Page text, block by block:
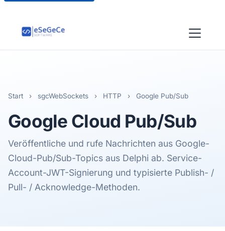
Start › sgcWebSockets › HTTP › Google Pub/Sub
Google Cloud Pub/Sub
Veröffentliche und rufe Nachrichten aus Google-
Cloud-Pub/Sub-Topics aus Delphi ab. Service-
Account-JWT-Signierung und typisierte Publish- /
Pull- / Acknowledge-Methoden.